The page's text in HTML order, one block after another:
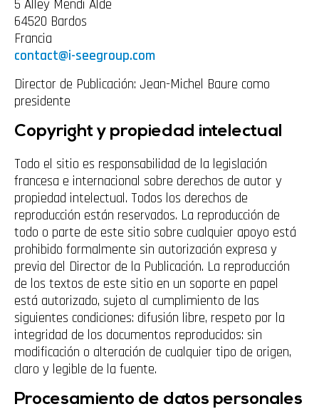
5 Alley Mendi Alde
64520 Bardos
Francia
contact@i-seegroup.com
Director de Publicación: Jean-Michel Baure como
presidente
Copyright y propiedad intelectual
Todo el sitio es responsabilidad de la legislación
francesa e internacional sobre derechos de autor y
propiedad intelectual. Todos los derechos de
reproducción están reservados. La reproducción de
todo o parte de este sitio sobre cualquier apoyo está
prohibido formalmente sin autorización expresa y
previa del Director de la Publicación. La reproducción
de los textos de este sitio en un soporte en papel
está autorizado, sujeto al cumplimiento de las
siguientes condiciones: difusión libre, respeto por la
integridad de los documentos reproducidos: sin
modificación o alteración de cualquier tipo de origen,
claro y legible de la fuente.
Procesamiento de datos personales